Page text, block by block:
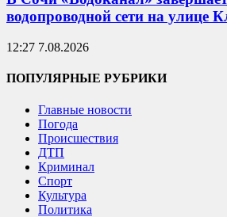
водопроводной сети на улице
12:27 7.08.2026
ПОПУЛЯРНЫЕ РУБРИКИ
Главные новости
Погода
Происшествия
ДТП
Криминал
Спорт
Культура
Политика